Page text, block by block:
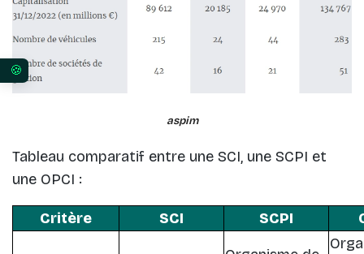
aspim
Tableau comparatif entre une SCI, une SCPI et
une OPCI :
Critère SCI SCPI